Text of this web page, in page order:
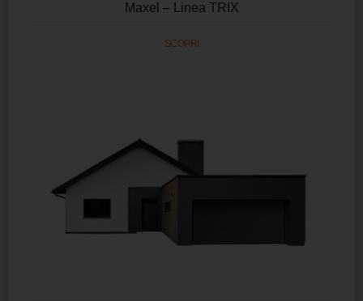
Maxel – Linea TRIX
SCOPRI